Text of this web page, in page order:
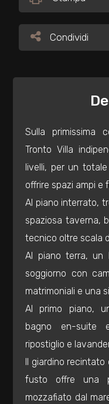
Condividi
Condividi
Sulla primissima
Tronto Villa
livelli, per un
offrire spazi ampi e
Al piano interrato,
spaziosa taverna,
tecnico oltre scala
Al piano terra, un
soggiorno con
matrimoniali e una
Al primo piano,
bagno en-suite
ripostiglio e
Il giardino
fusto offre una
mozzafiato dal
Commerciali
Prezzo
Totale
mq
Locali
minimi